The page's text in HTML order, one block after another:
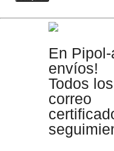
En
envíos!
Todos
correo